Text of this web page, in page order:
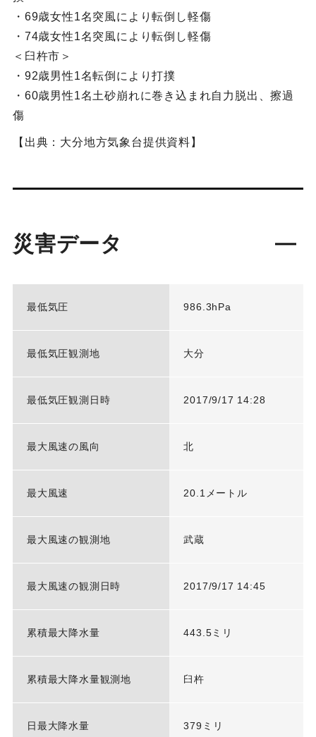
・69歳女性1名突風により転倒し軽傷
・74歳女性1名突風により転倒し軽傷
＜臼杵市＞
・92歳男性1名転倒により打撲
・60歳男性1名土砂崩れに巻き込まれ自力脱出、擦過
傷
【出典：大分地方気象台提供資料】
災害データ
最低気圧 986.3hPa
最低気圧観測地 大分
最低気圧観測日時 2017/9/17 14:28
最大風速の風向 北
最大風速 20.1メートル
最大風速の観測地 武蔵
最大風速の観測日時 2017/9/17 14:45
累積最大降水量 443.5ミリ
累積最大降水量観測地 臼杵
日最大降水量 379ミリ